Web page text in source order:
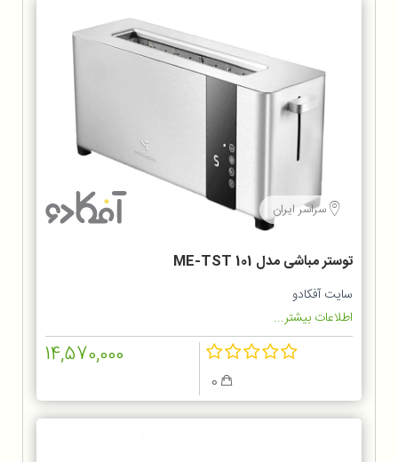
سراسر ایران
توستر مباشی مدل ME-TST 101
سایت آفکادو
اطلاعات بیشتر...
14,570,000